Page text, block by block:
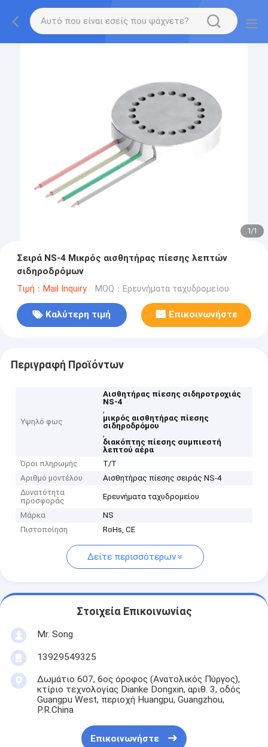
1/1
Σειρά NS-4 Μικρός αισθητήρας πίεσης λεπτών
σιδηροδρόμων
Τιμή：Mail Inquiry MOQ：Ερευνήματα ταχυδρομείου
Καλύτερη τιμή Επικοινωνήστε
Περιγραφή Προϊόντων
Υψηλό φως
Αισθητήρας πίεσης σιδηροτροχιάς
NS-4
,
μικρός αισθητήρας πίεσης
σιδηροδρόμου
,
διακόπτης πίεσης συμπιεστή
λεπτού αέρα
Όροι πληρωμής
Τ/Τ
Αριθμό μοντέλου
Αισθητήρας πίεσης σειράς NS-4
Δυνατότητα
προσφοράς
Ερευνήματα ταχυδρομείου
Μάρκα
NS
Πιστοποίηση
RoHs, CE
Δείτε περισσότερων
Στοιχεία Επικοινωνίας
Mr. Song
13929549325
Δωμάτιο 607, 6ος όροφος (Ανατολικός Πύργος),
κτίριο τεχνολογίας Dianke Dongxin, αριθ. 3, οδός
Guangpu West, περιοχή Huangpu, Guangzhou,
P.R.China
Επικοινωνήστε